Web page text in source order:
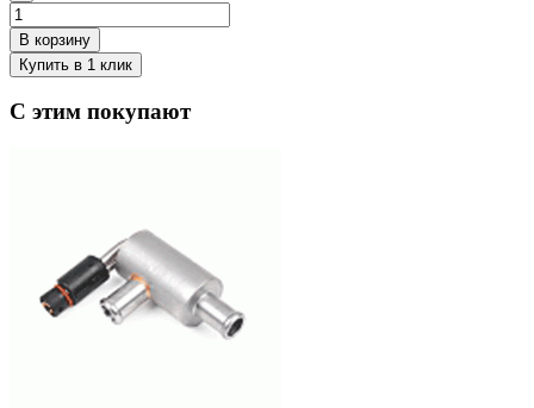
С этим покупают